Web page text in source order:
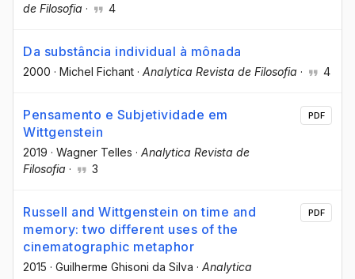
de Filosofia · 4
Da substância individual à mônada
2000 · Michel Fichant · Analytica Revista de Filosofia · 4
Pensamento e Subjetividade em
Wittgenstein
2019 · Wagner Telles · Analytica Revista de
Filosofia · 3
PDF
Russell and Wittgenstein on time and
memory: two different uses of the
cinematographic metaphor
2015 · Guilherme Ghisoni da Silva · Analytica
PDF